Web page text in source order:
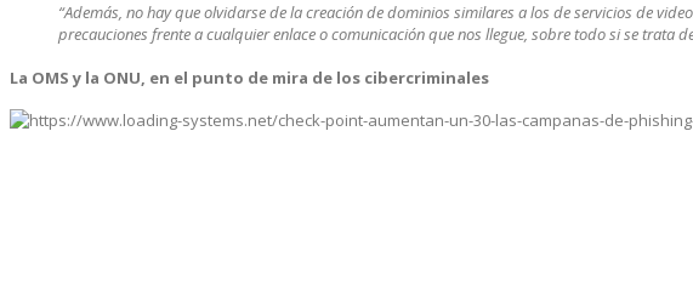
“Además, no hay que olvidarse de la creación de dominios similares a los de servicios de
precauciones frente a cualquier enlace o comunicación que nos llegue, sobre todo si se trata
La OMS y la ONU, en el punto de mira de los cibercriminales